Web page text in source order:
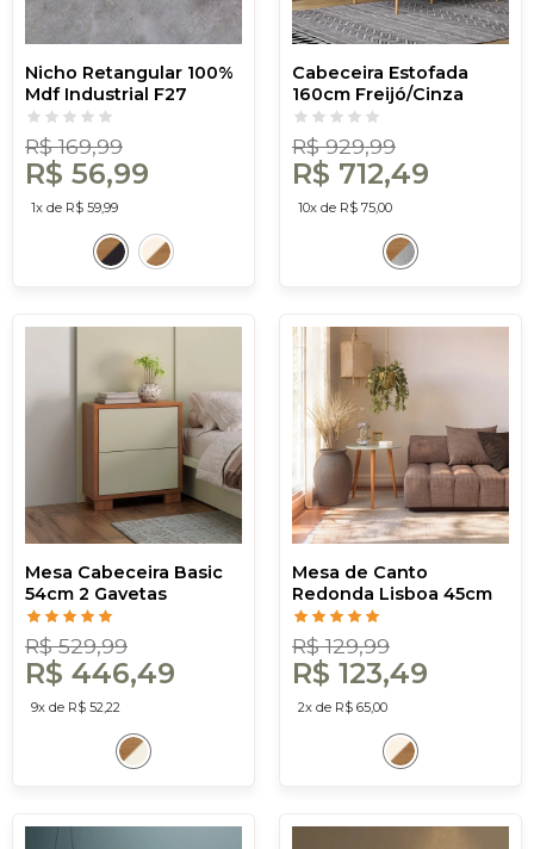
Nicho Retangular 100%
Mdf Industrial F27
Freijó/Preto - Dalla
Costa
R$ 169,99
R$ 56,99
1x de R$ 59,99
Cabeceira Estofada
160cm Freijó/Cinza
Claro - Dalla Costa
R$ 929,99
R$ 712,49
10x de R$ 75,00
Mesa Cabeceira Basic
54cm 2 Gavetas
Freijó/Off White - Dalla
Costa
R$ 529,99
R$ 446,49
9x de R$ 52,22
Mesa de Canto
Redonda Lisboa 45cm
Off White/Freijó - Dalla
Costa
R$ 129,99
R$ 123,49
2x de R$ 65,00